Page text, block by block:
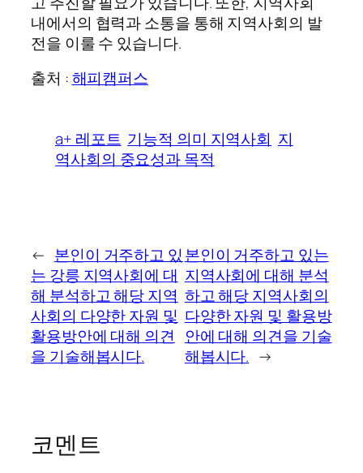
내에서의 협력과 소통을 통해 지역사회의 발
전을 이룰 수 있습니다.
출처 :해피캠퍼스
a+ 레포트 기능적 의미 지역사회 지
역사회의 중요성과 목적
← 본인이 거주하고 있
는 강릉 지역사회에 대
해 분석하고 해당 지역
사회의 다양한 자원 및
활용방안에 대해 의견
을 기술해봅시다.
본인이 거주하고 있는
지역사회에 대해 분석
하고 해당 지역사회의
다양한 자원 및 활용방
안에 대해 의견을 기술
해봅시다. →
코멘트